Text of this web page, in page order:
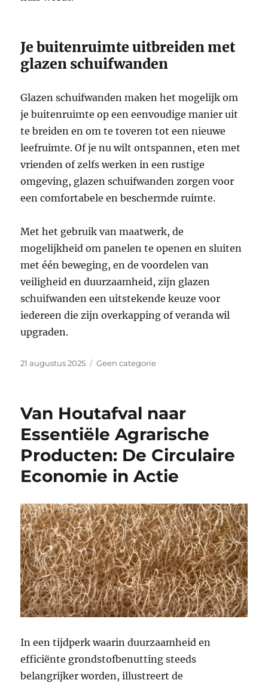
Je buitenruimte uitbreiden met
glazen schuifwanden
Glazen schuifwanden maken het mogelijk om
je buitenruimte op een eenvoudige manier uit
te breiden en om te toveren tot een nieuwe
leefruimte. Of je nu wilt ontspannen, eten met
vrienden of zelfs werken in een rustige
omgeving, glazen schuifwanden zorgen voor
een comfortabele en beschermde ruimte.
Met het gebruik van maatwerk, de
mogelijkheid om panelen te openen en sluiten
met één beweging, en de voordelen van
veiligheid en duurzaamheid, zijn glazen
schuifwanden een uitstekende keuze voor
iedereen die zijn overkapping of veranda wil
upgraden.
Geplaatst
21 augustus 2025 Categorieën
Geen categorie
Van Houtafval naar
Essentiële Agrarische
Producten: De Circulaire
Economie in Actie
In een tijdperk waarin duurzaamheid en
efficiënte grondstofbenutting steeds
belangrijker worden, illustreert de